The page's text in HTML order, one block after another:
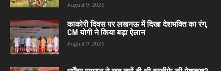
August 9, 2026
काकोरी दिवस पर लखनऊ में दिखा देशभक्ति का रंग,
CM योगी ने किया बड़ा ऐलान
August 9, 2026